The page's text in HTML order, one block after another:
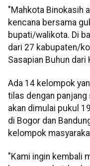
"Mahkota Binokasih
kencana bersama
bupati/walikota. Di
dari 27 kabupaten/
Sasapian Buhun dari
Ada 14 kelompok
tilas dengan
akan dimulai pukul
di Bogor dan
kelompok
"Kami ingin kembali